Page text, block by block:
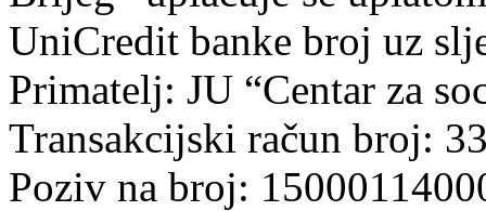
UniCredit banke broj uz
Primatelj: JU “Centar za
Transakcijski račun broj:
Poziv na broj: